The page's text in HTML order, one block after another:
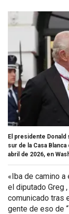
El presidente Donald
sur de la Casa
abril de 2026, en
«Iba de camino a
el diputado Greg
comunicado tras
gente de eso de